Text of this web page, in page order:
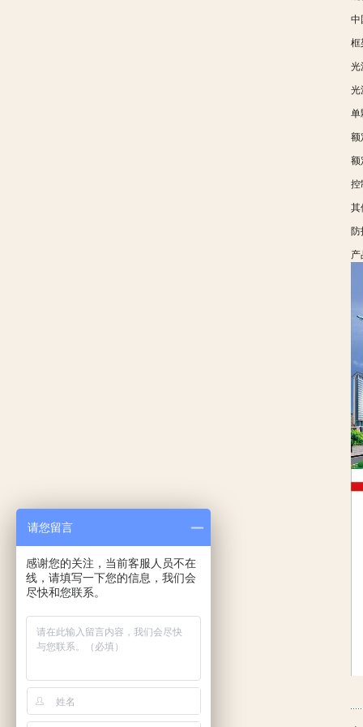
中
框
光
光
单
额
额
控
其
请您留言
感谢您的关注，当前客服人员不在
线，请填写一下您的信息，我们会
尽快和您联系。